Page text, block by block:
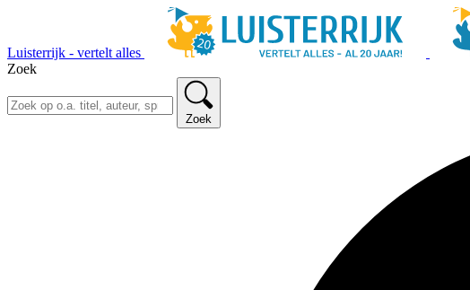
Luisterrijk - vertelt alles
Zoek
Zoek